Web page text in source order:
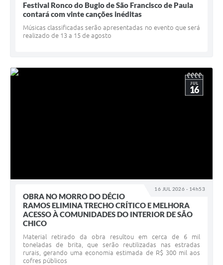
Festival Ronco do Bugio de São Francisco de Paula
contará com vinte canções inéditas
Músicas classificadas serão apresentadas no evento que será
realizado de 13 a 15 de agosto
16 JUL 2026 - 14h53
JUL
16
OBRA NO MORRO DO DÉCIO
RAMOS ELIMINA TRECHO CRÍTICO E MELHORA
ACESSO À COMUNIDADES DO INTERIOR DE SÃO
CHICO
Material retirado da obra resultou em cerca de 6 mil
toneladas de brita, que serão reutilizadas nas estradas
rurais, gerando uma economia estimada de R$ 300 mil aos
cofres públicos